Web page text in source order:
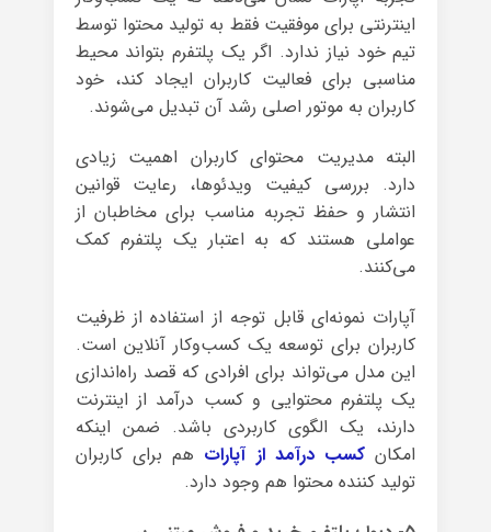
اینترنتی برای موفقیت فقط به تولید محتوا توسط
تیم خود نیاز ندارد. اگر یک پلتفرم بتواند محیط
مناسبی برای فعالیت کاربران ایجاد کند، خود
کاربران به موتور اصلی رشد آن تبدیل می‌شوند.
البته مدیریت محتوای کاربران اهمیت زیادی
دارد. بررسی کیفیت ویدئوها، رعایت قوانین
انتشار و حفظ تجربه مناسب برای مخاطبان از
عواملی هستند که به اعتبار یک پلتفرم کمک
می‌کنند.
آپارات نمونه‌ای قابل توجه از استفاده از ظرفیت
کاربران برای توسعه یک کسب‌وکار آنلاین است.
این مدل می‌تواند برای افرادی که قصد راه‌اندازی
یک پلتفرم محتوایی و کسب درآمد از اینترنت
دارند، یک الگوی کاربردی باشد. ضمن اینکه
امکان کسب درآمد از آپارات هم برای کاربران
تولید کننده محتوا هم وجود دارد.